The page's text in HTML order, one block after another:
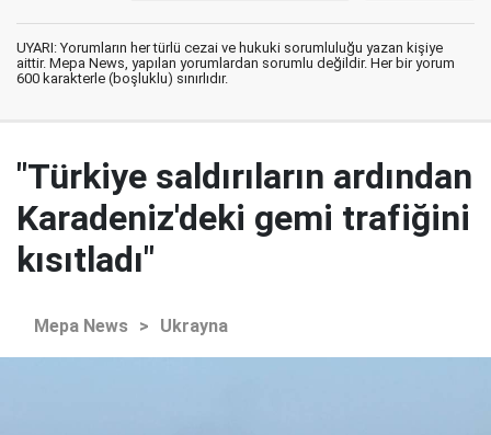
UYARI: Yorumların her türlü cezai ve hukuki sorumluluğu yazan kişiye
aittir. Mepa News, yapılan yorumlardan sorumlu değildir. Her bir yorum
600 karakterle (boşluklu) sınırlıdır.
"Türkiye saldırıların ardından
Karadeniz'deki gemi trafiğini
kısıtladı"
Mepa News > Ukrayna